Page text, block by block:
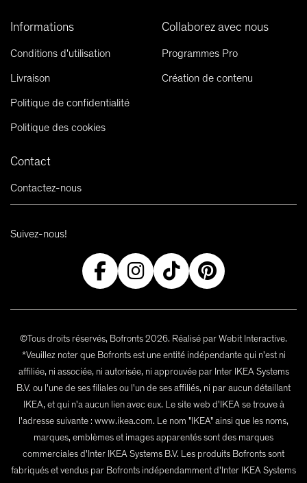
Informations
Conditions d'utilisation
Livraison
Politique de confidentialité
Politique des cookies
Collaborez avec nous
Programmes Pro
Création de contenu
Contact
Contactez-nous
Suivez-nous!
©Tous droits réservés, Bofronts 2026. Réalisé par Webit Interactive.
*Veuillez noter que Bofronts est une entité indépendante qui n'est ni
affiliée, ni associée, ni autorisée, ni approuvée par Inter IKEA Systems
B.V. ou l'une de ses filiales ou l'un de ses affiliés, ni par aucun détaillant
IKEA, et qui n'a aucun lien avec eux. Le site web d'IKEA se trouve à
l'adresse suivante : www.ikea.com. Le nom "IKEA" ainsi que les noms,
marques, emblèmes et images apparentés sont des marques
commerciales d'Inter IKEA Systems B.V. Les produits Bofronts sont
fabriqués et vendus par Bofronts indépendamment d'Inter IKEA Systems